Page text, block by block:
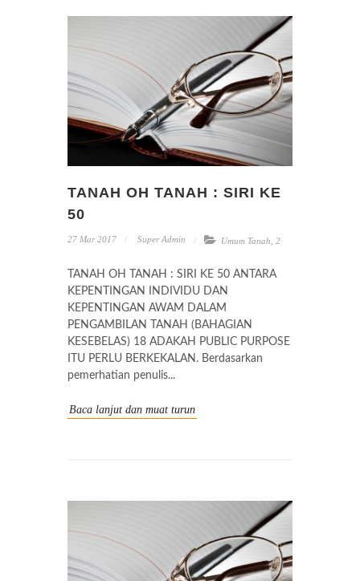
TANAH OH TANAH : SIRI KE
50
27 Mar 2017 Super Admin Umum Tanah 2
TANAH OH TANAH : SIRI KE 50 ANTARA
KEPENTINGAN INDIVIDU DAN
KEPENTINGAN AWAM DALAM
PENGAMBILAN TANAH (BAHAGIAN
KESEBELAS) 18 ADAKAH PUBLIC PURPOSE
ITU PERLU BERKEKALAN. Berdasarkan
pemerhatian penulis...
Baca lanjut dan muat turun